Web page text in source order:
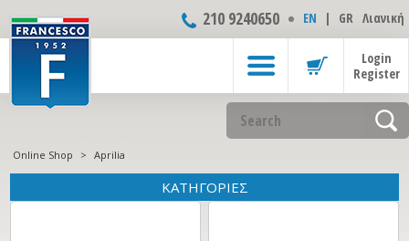
210 9240650 ΕΝ | GR Λιανική
Login
Register
Online Shop > Aprilia
ΚΑΤΗΓΟΡΙΕΣ